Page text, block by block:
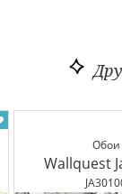
Обои
Wallquest